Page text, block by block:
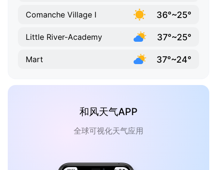
Comanche Village I 36°~25°
Little River-Academy 37°~25°
Mart 37°~24°
和风天气APP
全球可视化天气应用